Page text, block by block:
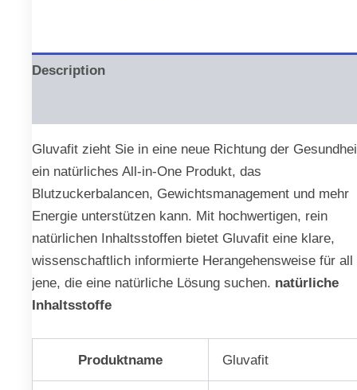
Description
Gluvafit zieht Sie in eine neue Richtung der
ein natürliches All-in-One Produkt, das
Blutzuckerbalancen, Gewichtsmanagement und mehr
Energie unterstützen kann. Mit hochwertigen, rein
natürlichen Inhaltsstoffen bietet Gluvafit eine klare,
wissenschaftlich informierte Herangehensweise für all
jene, die eine natürliche Lösung suchen. natürliche
Inhaltsstoffe
Produktname Gluvafit